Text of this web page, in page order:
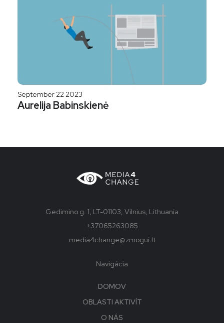
September 22 2023
Aurelija Babinskienė
Gedimino g. 1, LT-01103, Vilnius, Lithuania
+37065263085
media4change@zmogui.lt
Navigácia
DOMOV
OBLASTI AKTIVÍT
O NÁS